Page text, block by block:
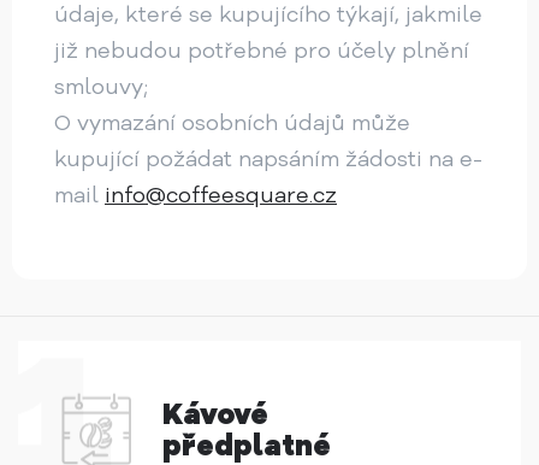
údaje, které se kupujícího týkají, jakmile
již nebudou potřebné pro účely plnění
smlouvy;
O vymazání osobních údajů může
kupující požádat napsáním žádosti na e-
mail info@coffeesquare.cz
Kávové
předplatné